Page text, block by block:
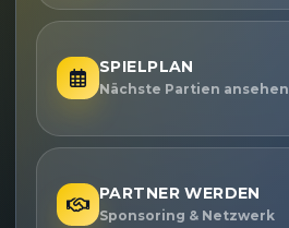
SPIELPLAN
Nächste Partien ansehen
PARTNER WERDEN
Sponsoring & Netzwerk